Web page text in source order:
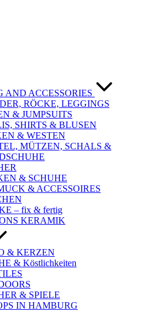
AND ACCESSORIES
RÖCKE, LEGGINGS
& JUMPSUITS
SHIRTS & BLUSEN
& WESTEN
MÜTZEN, SCHALS &
& SCHUHE
& ACCESSOIRES
– fix & fertig
KERAMIK
& KERZEN
& Köstlichkeiten
& SPIELE
IN HAMBURG